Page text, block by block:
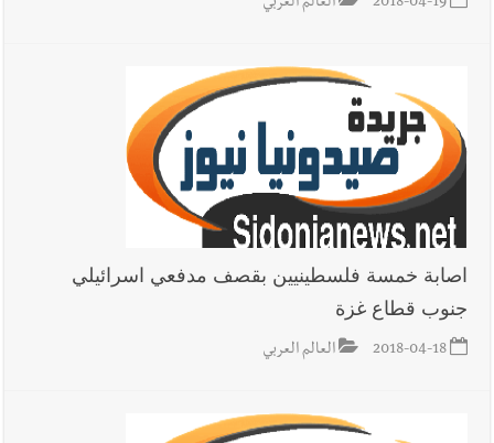
اصابة خمسة فلسطينيين بقصف مدفعي اسرائيلي
جنوب قطاع غزة
2018-04-18 العالم العربي